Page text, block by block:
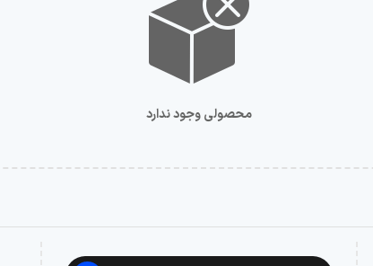
محصولی وجود ندارد